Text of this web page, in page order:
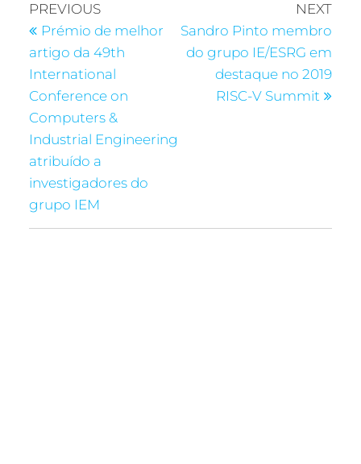
PREVIOUS
Prémio de melhor
artigo da 49th
International
Conference on
Computers &
Industrial Engineering
atribuído a
investigadores do
grupo IEM
NEXT
Sandro Pinto membro
do grupo IE/ESRG em
destaque no 2019
RISC-V Summit